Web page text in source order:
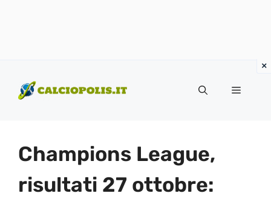
contenuto
Menu
Champions League,
risultati 27 ottobre: